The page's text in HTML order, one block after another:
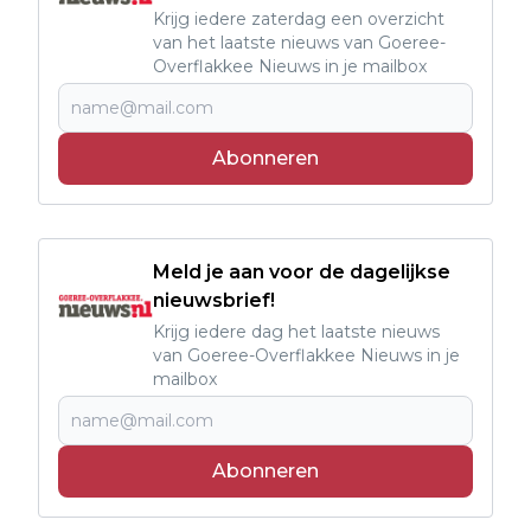
Krijg iedere zaterdag een overzicht
van het laatste nieuws van Goeree-
Overflakkee Nieuws in je mailbox
Abonneren
Meld je aan voor de dagelijkse
nieuwsbrief!
Krijg iedere dag het laatste nieuws
van Goeree-Overflakkee Nieuws in je
mailbox
Abonneren